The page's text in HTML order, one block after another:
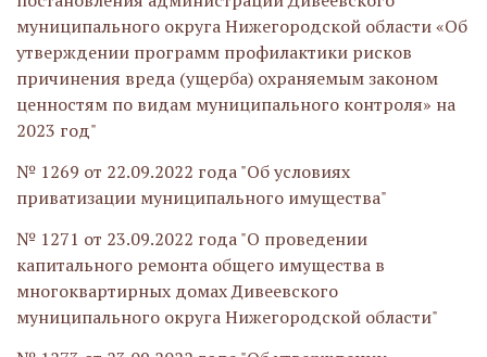
муниципального округа Нижегородской области «Об
утверждении программ профилактики рисков
причинения вреда (ущерба) охраняемым законом
ценностям по видам муниципального контроля» на
2023 год"
№ 1269 от 22.09.2022 года "Об условиях
приватизации муниципального имущества"
№ 1271 от 23.09.2022 года "О проведении
капитального ремонта общего имущества в
многоквартирных домах Дивеевского
муниципального округа Нижегородской области"